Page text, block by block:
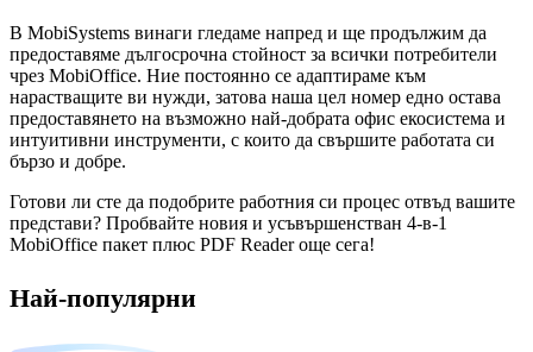
В MobiSystems винаги гледаме напред и ще продължим да
предоставяме дългосрочна стойност за всички потребители
чрез MobiOffice. Ние постоянно се адаптираме към
нарастващите ви нужди, затова наша цел номер едно остава
предоставянето на възможно най-добрата офис екосистема и
интуитивни инструменти, с които да свършите работата си
бързо и добре.
Готови ли сте да подобрите работния си процес отвъд вашите
представи? Пробвайте новия и усъвършенстван 4-в-1
MobiOffice пакет плюс PDF Reader още сега!
Най-популярни